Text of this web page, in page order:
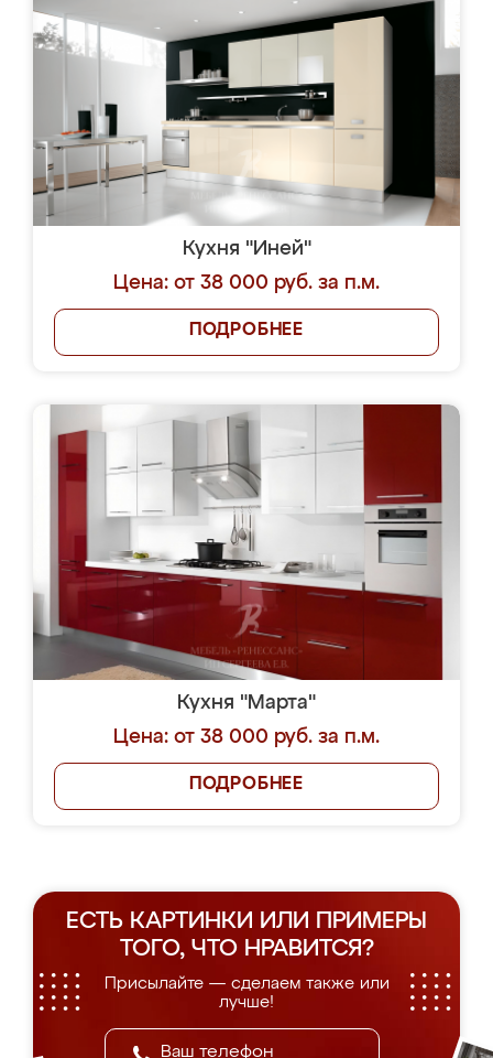
Кухня "Иней"
Цена: от 38 000 руб. за п.м.
ПОДРОБНЕЕ
Кухня "Марта"
Цена: от 38 000 руб. за п.м.
ПОДРОБНЕЕ
ЕСТЬ КАРТИНКИ ИЛИ ПРИМЕРЫ
ТОГО, ЧТО НРАВИТСЯ?
Присылайте — сделаем также или
лучше!